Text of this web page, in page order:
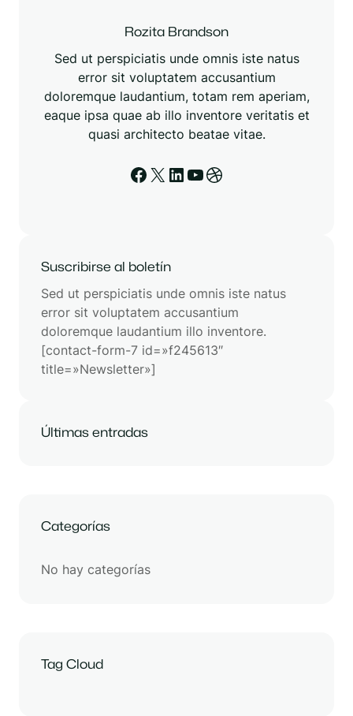
Rozita Brandson
Sed ut perspiciatis unde omnis iste natus
error sit voluptatem accusantium
doloremque laudantium, totam rem aperiam,
eaque ipsa quae ab illo inventore veritatis et
quasi architecto beatae vitae.
Facebook X LinkedIn YouTube Dribbble
Suscribirse al boletín
Sed ut perspiciatis unde omnis iste natus
error sit voluptatem accusantium
doloremque laudantium illo inventore.
[contact-form-7 id=»f245613″
title=»Newsletter»]
Últimas entradas
Categorías
No hay categorías
Tag Cloud